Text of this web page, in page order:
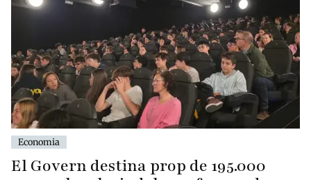
Economia
El Govern destina prop de 195.000